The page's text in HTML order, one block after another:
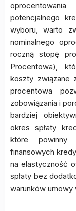
potencjalnego
wyboru, warto
nominalnego
roczną stopę
Procentowa),
koszty związane
procentowa
zobowiązania i
bardziej
okres spłaty
które powinny
finansowych
na elastyczność
spłaty bez
warunków umowy